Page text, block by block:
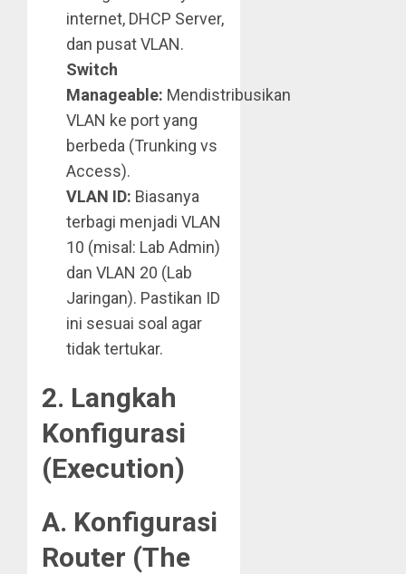
internet, DHCP Server,
dan pusat VLAN.
Switch
Manageable: Mendistribusikan
VLAN ke port yang
berbeda (Trunking vs
Access).
VLAN ID: Biasanya
terbagi menjadi VLAN
10 (misal: Lab Admin)
dan VLAN 20 (Lab
Jaringan). Pastikan ID
ini sesuai soal agar
tidak tertukar.
2. Langkah
Konfigurasi
(Execution)
A. Konfigurasi
Router (The